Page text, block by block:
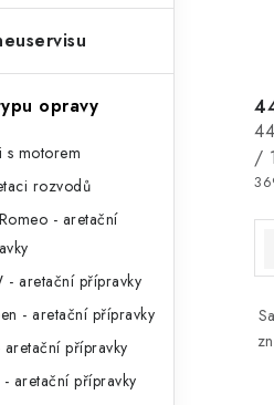
opravy
motorem
rozvodů
- aretační
- aretační přípravky
- aretační přípravky
aretační přípravky
aretační přípravky
/